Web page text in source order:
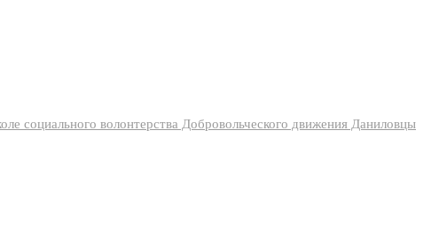
социального волонтерства Добровольческого движения Даниловцы